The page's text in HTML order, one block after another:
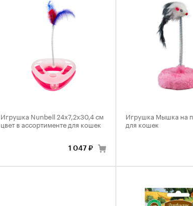
Игрушка Nunbell 24х7,2х30,4 см
цвет в ассортименте для кошек
1 047 ₽
Игрушка Мышка на
для кошек